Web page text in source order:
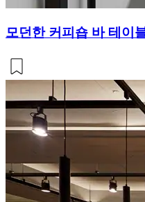
모던한 커피숍 바 테이